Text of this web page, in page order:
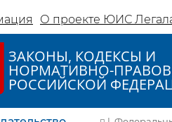
О проекте ЮИС
ЗАКОНЫ, КОДЕКСЫ И
НОРМАТИВНО-
РОССИЙСКОЙ